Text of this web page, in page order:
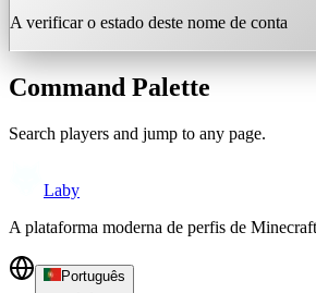
A verificar o estado deste nome de conta
Command Palette
Search players and jump to any page.
Laby
A plataforma moderna de perfis de
Português